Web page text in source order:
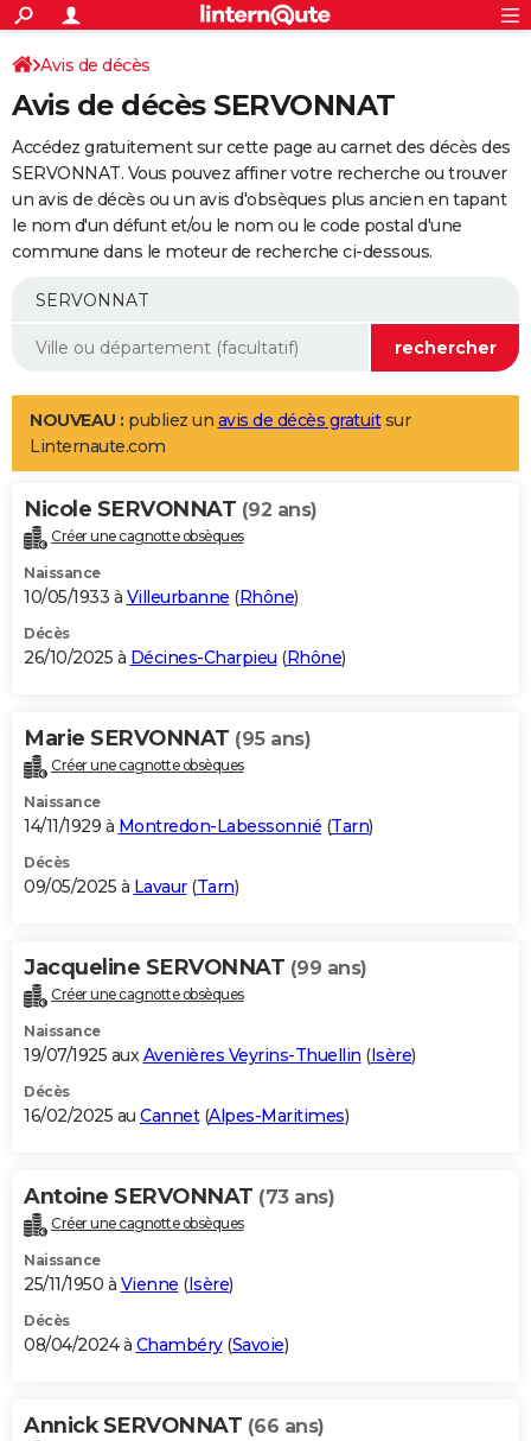
ACTUALITÉS
Politique
Société
Faits Divers
Education
Monde
Villes
+
SPORT
Coupe du monde 2026
Football
Tennis
Cyclisme
Rugby
Forum
Programme TV
TNT
Streaming
Cinéma
Sorties cinéma
Musique
+
FINANCE
Impôts
Immobilier
Risques naturels par ville
Banque
Assurance
Crédit
AUTO
Essais
Réserver un essai
Citadines
Berlines
SUV
Forum auto
+
Mobiles
Meilleur smartphone
Internet
Ordinateurs
Jeux vidéo
Guide high-tech
Aménagement intérieur
LIFESTYLE
Art de vivre
Bien-être
Loisirs
Mode
Modes de vie
Alimentation
Guide de la santé
Maladies
Médicaments
Sommeil
VOYAGE
Destinations
City break
Voyage nature
Voyage de noces
Forum
Climat
+PHOTO
GUIDES D'ACHAT
BONS PLANS
Carte de Noël
Carte Bonne année
Carte Saint-Valentin
Carte Pâques
Carte d'anniversaire
DICTIONNAIRE
Dictionnaire
Biographies
Citations
Expressions
Proverbes
PROGRAMME TV
S'inscrire
Se connecter
Lycées
Collèges
Primaires
Universités
Entreprises
Service militaire
Avis de recherche
AVIS DE DÉCÈS
Bricolage
Lifestyle
Culture
Sport
Auto
Television
Voyage
Cinema
Avis de décès
Avis de décès SERVONNAT
Accédez gratuitement sur cette page au carnet des décès des
SERVONNAT. Vous pouvez affiner votre recherche ou trouver
un avis de décès ou un avis d'obsèques plus ancien en tapant
le nom d'un défunt et/ou le nom ou le code postal d'une
commune dans le moteur de recherche ci-dessous.
NOUVEAU : publiez un avis de décès gratuitsur
Linternaute.com
Nicole SERVONNAT (92 ans)
Créer une cagnotte obsèques
Naissance
10/05/1933 à Villeurbanne (Rhône)
Décès
26/10/2025 à Décines-Charpieu (Rhône)
Marie SERVONNAT (95 ans)
Créer une cagnotte obsèques
Naissance
14/11/1929 à Montredon-Labessonnié (Tarn)
Décès
09/05/2025 à Lavaur(Tarn)
Jacqueline SERVONNAT (99 ans)
Créer une cagnotte obsèques
Naissance
19/07/1925 auxAvenières Veyrins-Thuellin (Isère)
Décès
16/02/2025 au Cannet(Alpes-Maritimes)
Antoine SERVONNAT (73 ans)
Créer une cagnotte obsèques
Naissance
25/11/1950 à Vienne (Isère)
Décès
08/04/2024 à Chambéry(Savoie)
Annick SERVONNAT (66 ans)